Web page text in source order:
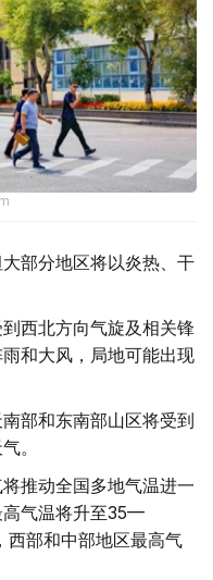
部分地区将以炎热、干
西北方向气旋及相关锋
和大风，局地可能出现
部和东南部山区将受到
。
推动全国多地气温进一
高气温将升至35—
部和中部地区最高气